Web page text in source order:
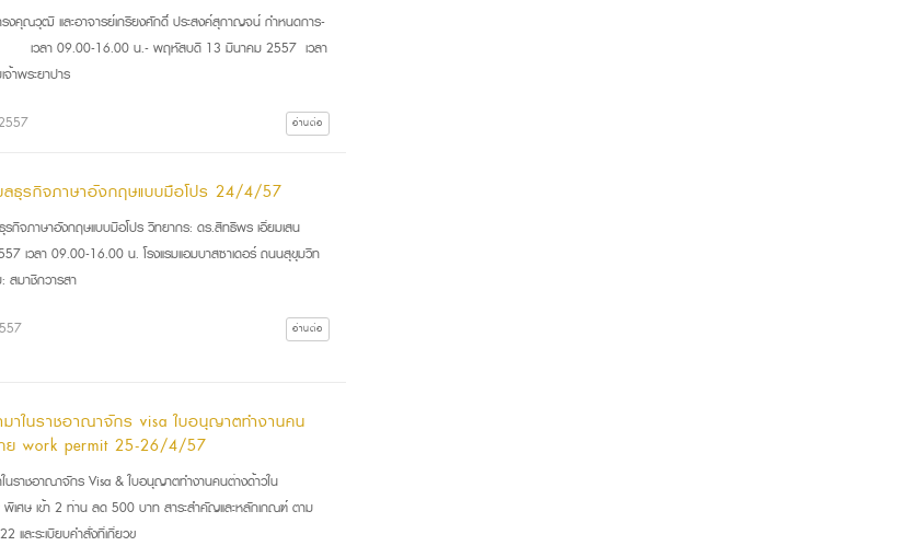
งคุณวุฒิ และอาจารย์เกรียงศักดิ์ ประสงค์สุกาญจน์ กำหนดการ-
วลา 09.00-16.00 น.- พฤหัสบดี 13 มีนาคม 2557 เวลา
าพระยาปาร
อ่านต่อ
ลธุรกิจภาษาอังกฤษแบบมือโปร 24/4/57
รกิจภาษาอังกฤษแบบมือโปร วิทยากร: ดร.สิทธิพร เอี่ยมเสน
เวลา 09.00-16.00 น. โรงแรมแอมบาสซาเดอร์ ถนนสุขุมวิท
สมาชิกวารสา
อ่านต่อ
มาในราชอาณาจักร visa ใบอนุญาตทำงานคน
ทย work permit 25-26/4/57
ในราชอาณาจักร Visa & ใบอนุญาตทำงานคนต่างด้าวใน
พิเศษ เข้า 2 ท่าน ลด 500 บาท สาระสำคัญและหลักเกณฑ์ ตาม
และระเบียบคำสั่งที่เกี่ยวข